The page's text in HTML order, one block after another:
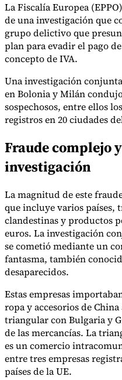
Herramientas
Calculadora de VAT
sobre las ventasVerificador de
Expertos
Nuestros autoresConviértase en
La Fiscalía Europea
de una investigación que
grupo delictivo que
plan para evadir el pago
concepto de IVA.
Una investigación
en Bolonia y Milán
sospechosos, entre ellos
registros en 20 ciudades
Fraude complejo
investigación
La magnitud de este
que incluye varios países,
clandestinas y productos
euros. La investigación
se cometió mediante un
fantasma, también
desaparecidos.
Estas empresas
ropa y accesorios de
triangular con Bulgaria y
de las mercancías. La
es un comercio
entre tres empresas
países de la UE.